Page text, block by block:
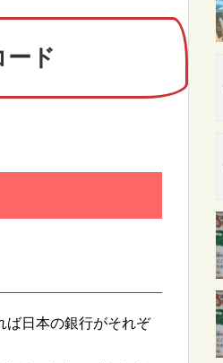
ド
ば日本の銀行がそれぞ